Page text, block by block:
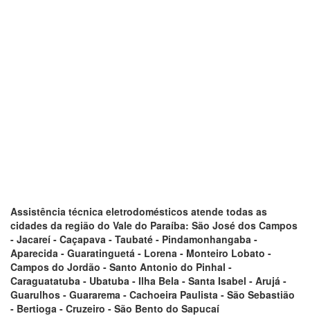
Assistência técnica eletrodomésticos atende todas as
cidades da região do Vale do Paraíba: São José dos Campos
- Jacareí - Caçapava - Taubaté - Pindamonhangaba -
Aparecida - Guaratinguetá - Lorena - Monteiro Lobato -
Campos do Jordão - Santo Antonio do Pinhal -
Caraguatatuba - Ubatuba - Ilha Bela - Santa Isabel - Arujá -
Guarulhos - Guararema - Cachoeira Paulista - São Sebastião
- Bertioga - Cruzeiro - São Bento do Sapucaí